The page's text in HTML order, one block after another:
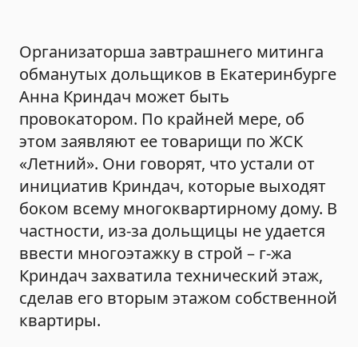
Организаторша завтрашнего митинга
обманутых дольщиков в Екатеринбурге
Анна Криндач может быть
провокатором. По крайней мере, об
этом заявляют ее товарищи по ЖСК
«Летний». Они говорят, что устали от
инициатив Криндач, которые выходят
боком всему многоквартирному дому. В
частности, из-за дольщицы не удается
ввести многоэтажку в строй – г-жа
Криндач захватила технический этаж,
сделав его вторым этажом собственной
квартиры.